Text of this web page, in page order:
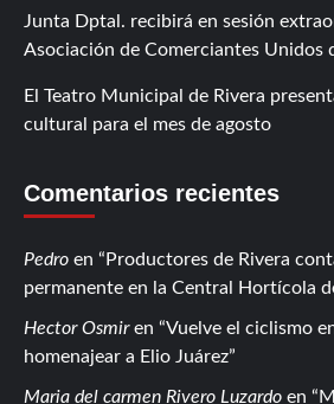
Junta Dptal. recibirá en sesión
Asociación de Comerciantes Unidos
El Teatro Municipal de Rivera
cultural para el mes de agosto
Comentarios recientes
Pedro en
Productores de Rivera
permanente en la Central Hortícola
Hector Osmiren
Vuelve el ciclismo
homenajear a Elio Juárez
Maria del carmen Rivero Luzardo en